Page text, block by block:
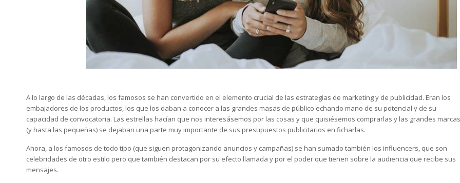
A lo largo de las décadas, los famosos se han convertido en el elemento crucial de las estrategias de marketing y de publicidad. Eran los
embajadores de los productos, los que los daban a conocer a las grandes masas de público echando mano de su potencial y de su
capacidad de convocatoria. Las estrellas hacían que nos interesásemos por las cosas y que quisiésemos comprarlas y las grandes marcas
(y hasta las pequeñas) se dejaban una parte muy importante de sus presupuestos publicitarios en ficharlas.
Ahora, a los famosos de todo tipo (que siguen protagonizando anuncios y campañas) se han sumado también los influencers, que son
celebridades de otro estilo pero que también destacan por su efecto llamada y por el poder que tienen sobre la audiencia que recibe sus
mensajes.